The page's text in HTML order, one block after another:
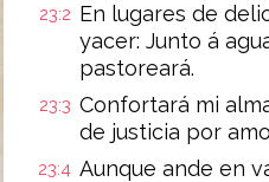
23:2 En lugares de
yacer: Junto á
pastoreará.
23:3 Confortará mi
de justicia por
23:4 Aunque ande en